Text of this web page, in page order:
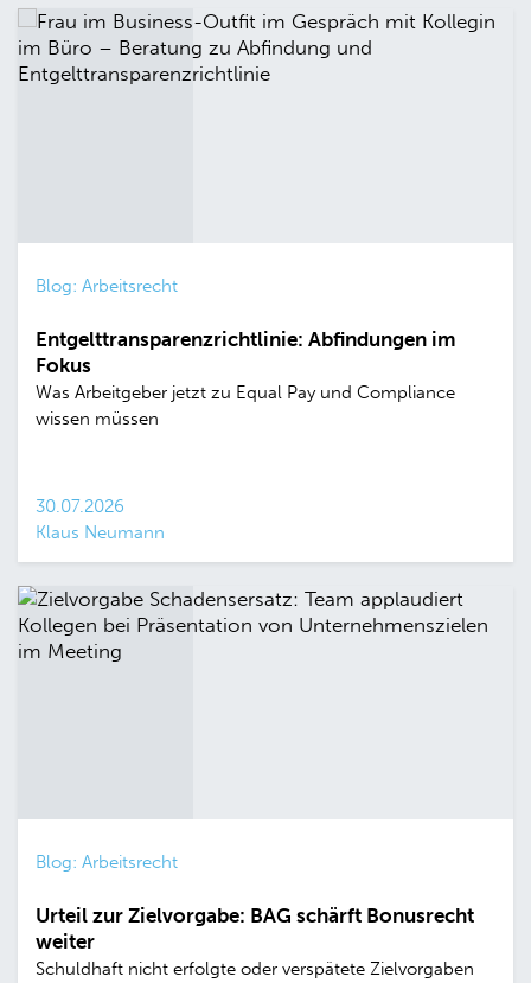
Blog: Arbeitsrecht
Entgelttransparenzrichtlinie: Abfindungen im
Fokus
Was Arbeitgeber jetzt zu Equal Pay und Compliance
wissen müssen
30.07.2026
Klaus Neumann
Blog: Arbeitsrecht
Urteil zur Zielvorgabe: BAG schärft Bonusrecht
weiter
Schuldhaft nicht erfolgte oder verspätete Zielvorgaben